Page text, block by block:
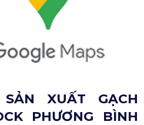
XUẤT GẠCH
PHƯƠNG BÌNH